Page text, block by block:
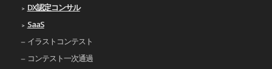
DX認定コンサル
SaaS
イラストコンテスト
コンテスト一次通過